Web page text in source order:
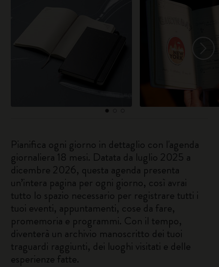
Pianifica ogni giorno in dettaglio con l'agenda
giornaliera 18 mesi. Datata da luglio 2025 a
dicembre 2026, questa agenda presenta
un’intera pagina per ogni giorno, così avrai
tutto lo spazio necessario per registrare tutti i
tuoi eventi, appuntamenti, cose da fare,
promemoria e programmi. Con il tempo,
diventerà un archivio manoscritto dei tuoi
traguardi raggiunti, dei luoghi visitati e delle
esperienze fatte.